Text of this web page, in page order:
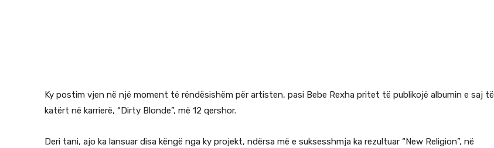
Ky postim vjen në një moment të rëndësishëm për artisten, pasi Bebe Rexha pritet të publikojë albumin e saj të
katërt në karrierë, “Dirty Blonde”, më 12 qershor.
Deri tani, ajo ka lansuar disa këngë nga ky projekt, ndërsa më e suksesshmja ka rezultuar “New Religion”, në